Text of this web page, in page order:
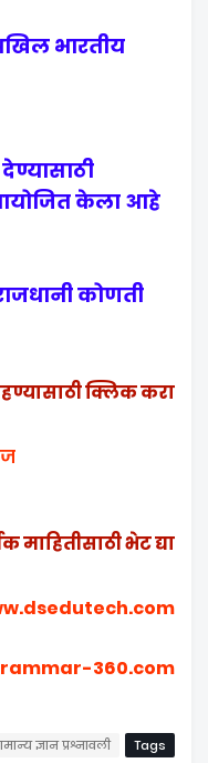
भारतीय
केला आहे ?
कोणती ?
क्लिक करा
माहितीसाठी भेट द्या
360.com
Tags
ज्ञान प्रश्नावली